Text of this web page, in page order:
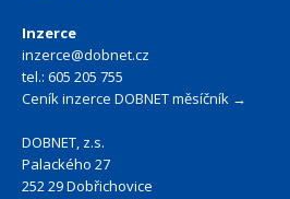
Inzerce
inzerce@dobnet.cz
tel.: 605 205 755
Ceník inzerce DOBNET měsíčník →
DOBNET, z.s.
Palackého 27
252 29 Dobřichovice